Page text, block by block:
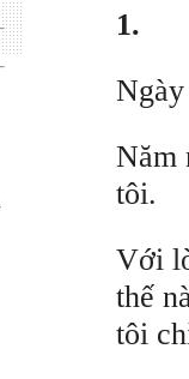
1.
Năm
tôi.
Với
thế
tôi